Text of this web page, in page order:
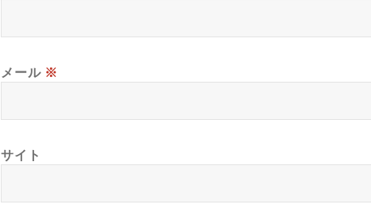
メール ※
サイト